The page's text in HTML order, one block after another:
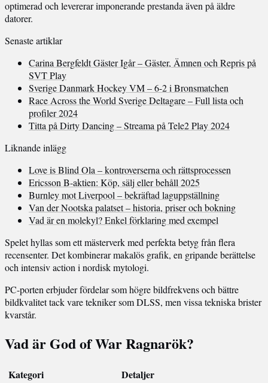
optimerad och levererar imponerande prestanda även på äldre
datorer.
Senaste artiklar
Carina Bergfeldt Gäster Igår – Gäster, Ämnen och Repris på
SVT Play
Sverige Danmark Hockey VM – 6-2 i Bronsmatchen
Race Across the World Sverige Deltagare – Full lista och
profiler 2024
Titta på Dirty Dancing – Streama på Tele2 Play 2024
Liknande inlägg
Love is Blind Ola – kontroverserna och rättsprocessen
Ericsson B-aktien: Köp, sälj eller behåll 2025
Burnley mot Liverpool – bekräftad laguppställning
Van der Nootska palatset – historia, priser och bokning
Vad är en molekyl? Enkel förklaring med exempel
Spelet hyllas som ett mästerverk med perfekta betyg från flera
recensenter. Det kombinerar makalös grafik, en gripande berättelse
och intensiv action i nordisk mytologi.
PC-porten erbjuder fördelar som högre bildfrekvens och bättre
bildkvalitet tack vare tekniker som DLSS, men vissa tekniska brister
kvarstår.
Vad är God of War Ragnarök?
Kategori Detaljer